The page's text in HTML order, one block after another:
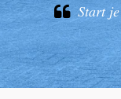
Start